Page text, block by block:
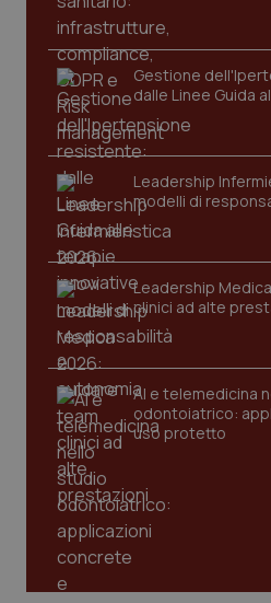
Gestione
dalle Linee Guida
Leadership
modelli di
Leadership
clinici ad alte
AI e telemedicina
odontoiatrico:
uso protetto
CookieScriptConsent
tracking-sites-ironfish-
tracking-enable